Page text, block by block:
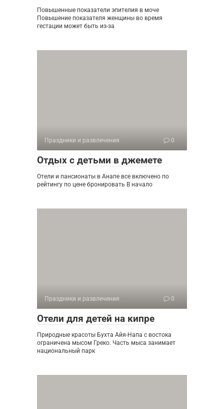
Повышенные показатели эпителия в моче
Повышение показателя женщины во время
гестации может быть из-за
Праздники и развлечения 0
Отдых с детьми в джемете
Отели и пансионаты в Анапе все включено по
рейтингу по цене бронировать В начало
Праздники и развлечения 0
Отели для детей на кипре
Природные красоты Бухта Айя-Напа с востока
ограничена мысом Греко. Часть мыса занимает
национальный парк